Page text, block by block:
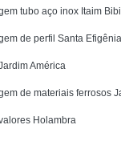
tubo aço inox Itaim Bibi
de perfil Santa Efigênia
América
de materiais ferrosos
Holambra